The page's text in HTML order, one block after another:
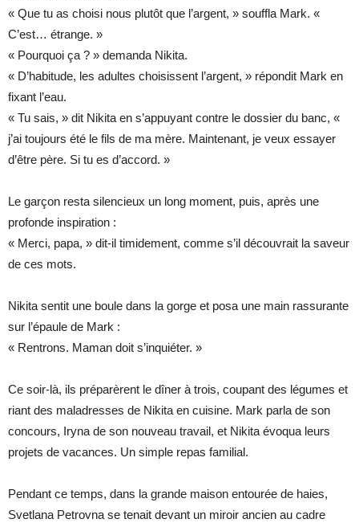
« Que tu as choisi nous plutôt que l’argent, » souffla Mark. «
C’est… étrange. »
« Pourquoi ça ? » demanda Nikita.
« D’habitude, les adultes choisissent l’argent, » répondit Mark en
fixant l’eau.
« Tu sais, » dit Nikita en s’appuyant contre le dossier du banc, «
j’ai toujours été le fils de ma mère. Maintenant, je veux essayer
d’être père. Si tu es d’accord. »
Le garçon resta silencieux un long moment, puis, après une
profonde inspiration :
« Merci, papa, » dit-il timidement, comme s’il découvrait la saveur
de ces mots.
Nikita sentit une boule dans la gorge et posa une main rassurante
sur l’épaule de Mark :
« Rentrons. Maman doit s’inquiéter. »
Ce soir-là, ils préparèrent le dîner à trois, coupant des légumes et
riant des maladresses de Nikita en cuisine. Mark parla de son
concours, Iryna de son nouveau travail, et Nikita évoqua leurs
projets de vacances. Un simple repas familial.
Pendant ce temps, dans la grande maison entourée de haies,
Svetlana Petrovna se tenait devant un miroir ancien au cadre